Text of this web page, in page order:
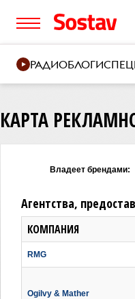
РАДИОБЛОГИ
КАРТА
Владеет брендами:
Агентства,
КОМПАНИЯ
RMG
Ogilvy & Mather